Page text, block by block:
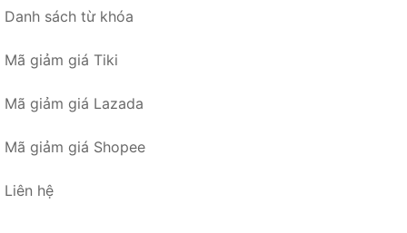
Danh sách từ khóa
Mã giảm giá Tiki
Mã giảm giá Lazada
Mã giảm giá Shopee
Liên hệ